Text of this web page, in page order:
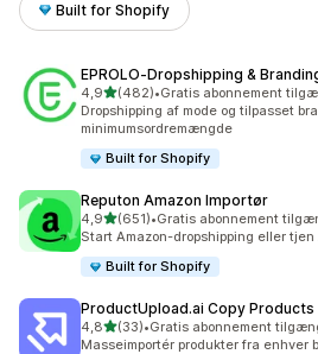
Built for Shopify
EPROLO‑Dropshipping &
4,9ud af 5 stjerner
(482)
482 anmeldelser i alt
•Gratis abonnement
Dropshipping af mode og tilpasset
minimumsordremængde
Built for Shopify
Reputon Amazon Importør
4,9ud af 5 stjerner
(651)
651 anmeldelser i alt
•Gratis abonnement
Start Amazon-dropshipping eller tjen
Built for Shopify
ProductUpload.ai Copy Products
4,8ud af 5 stjerner
(33)
33 anmeldelser i alt
•Gratis abonnement
Masseimportér produkter fra enhver